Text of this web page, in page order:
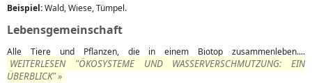
Beispiel:Wald, Wiese, Tümpel.
Lebensgemeinschaft
Alle Tiere und Pflanzen, die in einem Biotop zusammenleben....
WEITERLESEN "ÖKOSYSTEME UND WASSERVERSCHMUTZUNG: EIN
ÜBERBLICK" »